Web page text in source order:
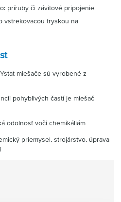
príruby či závitové pripojenie
vstrekovacou tryskou na
miešače sú vyrobené z
pohyblivých častí je miešač
odolnosť voči chemikáliám
priemysel, strojárstvo, úprava